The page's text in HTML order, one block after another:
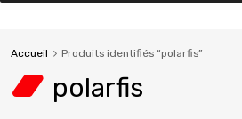
Accueil Produits identifiés “polarfis”
polarfis